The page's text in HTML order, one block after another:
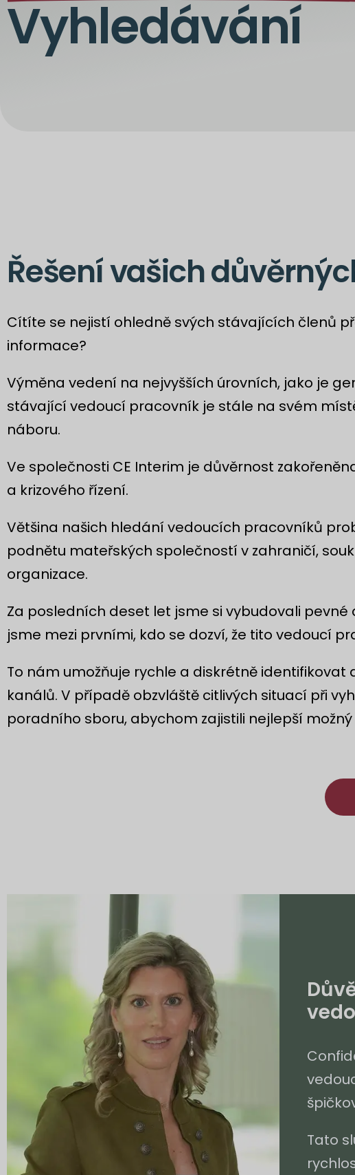
Vyhledávání
Řešení vašich
Cítíte se nejistí ohledně svých stávajících členů
informace?
Výměna vedení na nejvyšších úrovních, jako je
stávající vedoucí pracovník je stále na svém
náboru.
Ve společnosti CE Interim je důvěrnost
a krizového řízení.
Většina našich hledání vedoucích pracovníků
podnětu mateřských společností v zahraničí,
organizace.
Za posledních deset let jsme si vybudovali
jsme mezi prvními, kdo se dozví, že tito vedoucí
To nám umožňuje rychle a diskrétně
kanálů. V případě obzvláště citlivých situací při
poradního sboru, abychom zajistili nejlepší možný
Tato